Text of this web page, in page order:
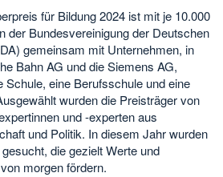
für Bildung 2024 ist mit je 10.000
der Bundesvereinigung der Deutschen
gemeinsam mit Unternehmen, in
Bahn AG und die Siemens AG,
Schule, eine Berufsschule und eine
wurden die Preisträger von
und -experten aus
und Politik. In diesem Jahr wurden
die gezielt Werte und
morgen fördern.